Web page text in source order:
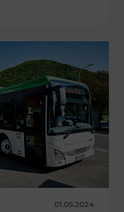
01.05.2024